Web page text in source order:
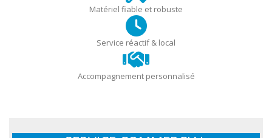
Matériel fiable et robuste
Service réactif & local
Accompagnement personnalisé